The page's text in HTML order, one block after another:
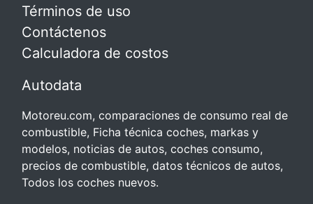
Términos de uso
Contáctenos
Calculadora de costos
Autodata
Motoreu.com, comparaciones de consumo real de
combustible, Ficha técnica coches, markas y
modelos, noticias de autos, coches consumo,
precios de combustible, datos técnicos de autos,
Todos los coches nuevos.